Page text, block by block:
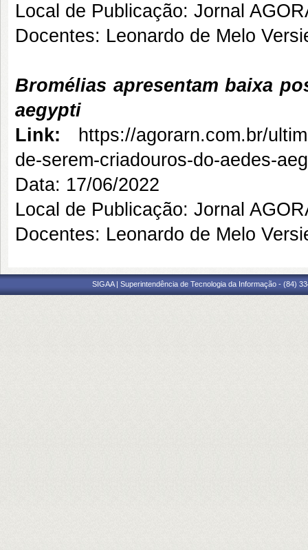
Local de Publicação: Jornal
Docentes: Leonardo de Melo
Bromélias apresentam baixa
aegypti
Link:
https://agorarn.com.br/
de-serem-criadouros-do-aedes-
Data: 17/06/2022
Local de Publicação: Jornal
Docentes: Leonardo de Melo
SIGAA | Superintendência de Tecnologia da Informação - (84)